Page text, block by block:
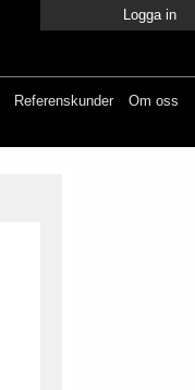
Logga in
Referenskunder Om oss